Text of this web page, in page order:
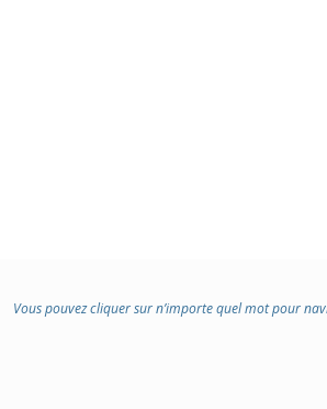
Vous pouvez cliquer sur n’importe quel mot pour